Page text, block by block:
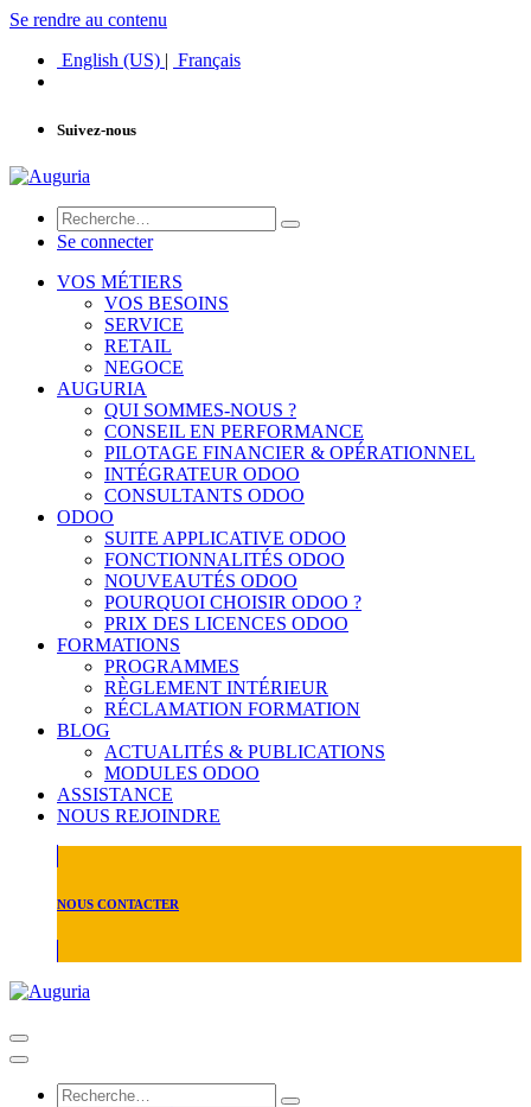
Se rendre au contenu
English (US) | Français
Suivez-nous
Se connecter
VOS MÉTIERS
VOS BESOINS
SERVICE
RETAIL
NEGOCE
AUGURIA
QUI SOMMES-NOUS ?
CONSEIL EN PERFORMANCE
PILOTAGE FINANCIER & OPÉRATIONNEL
INTÉGRATEUR ODOO
CONSULTANTS ODOO
ODOO
SUITE APPLICATIVE ODOO
FONCTIONNALITÉS ODOO
NOUVEAUTÉS ODOO
POURQUOI CHOISIR ODOO ?
PRIX DES LICENCES ODOO
FORMATIONS
PROGRAMMES
RÈGLEMENT INTÉRIEUR
RÉCLAMATION FORMATION
BLOG
ACTUALITÉS & PUBLICATIONS
MODULES ODOO
ASSISTANCE
NOUS REJOINDRE
NOUS CONTACTER